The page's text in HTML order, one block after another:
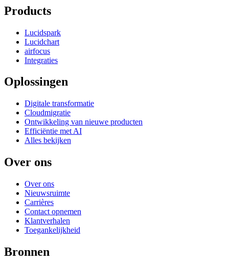
Products
Lucidspark
Lucidchart
airfocus
Integraties
Oplossingen
Digitale transformatie
Cloudmigratie
Ontwikkeling van nieuwe producten
Efficiëntie met AI
Alles bekijken
Over ons
Over ons
Nieuwsruimte
Carrières
Contact opnemen
Klantverhalen
Toegankelijkheid
Bronnen